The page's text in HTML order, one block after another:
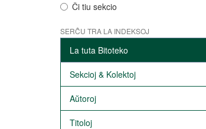
Ĉi tiu sekcio
SERĈU TRA LA INDEKSOJ
La tuta Bitoteko
Sekcioj & Kolektoj
Aŭtoroj
Titoloj